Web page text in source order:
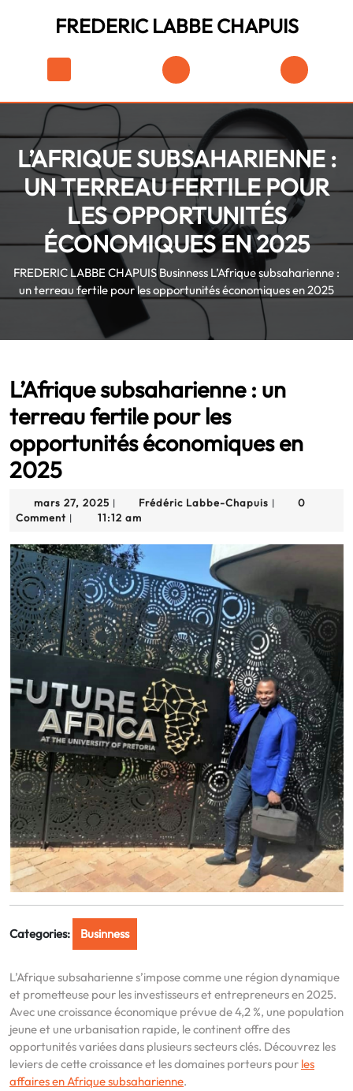
FREDERIC LABBE CHAPUIS
Shopping
Cart
L’AFRIQUE SUBSAHARIENNE :
UN TERREAU FERTILE POUR
LES OPPORTUNITÉS
ÉCONOMIQUES EN 2025
FREDERIC LABBE CHAPUIS Businness L’Afrique subsaharienne :
un terreau fertile pour les opportunités économiques en 2025
L’Afrique subsaharienne : un
terreau fertile pour les
opportunités économiques en
2025
mars 27, 2025 mars
27,
| Frédéric Labbe-Chapuis Frédéric
|
0
Comment | 11:12 am
Categories: Businness
L’Afrique subsaharienne s’impose comme une région dynamique
et prometteuse pour les investisseurs et entrepreneurs en 2025.
Avec une croissance économique prévue de 4,2 %, une population
jeune et une urbanisation rapide, le continent offre des
opportunités variées dans plusieurs secteurs clés. Découvrez les
leviers de cette croissance et les domaines porteurs pour les
affaires en Afrique subsaharienne.